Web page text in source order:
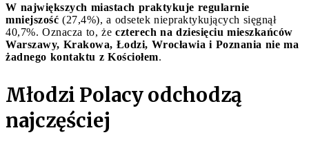
W największych miastach praktykuje regularnie
mniejszość (27,4%), a odsetek niepraktykujących sięgnął
40,7%. Oznacza to, że czterech na dziesięciu mieszkańców
Warszawy, Krakowa, Łodzi, Wrocławia i Poznania nie ma
żadnego kontaktu z Kościołem.
Młodzi Polacy odchodzą
najczęściej